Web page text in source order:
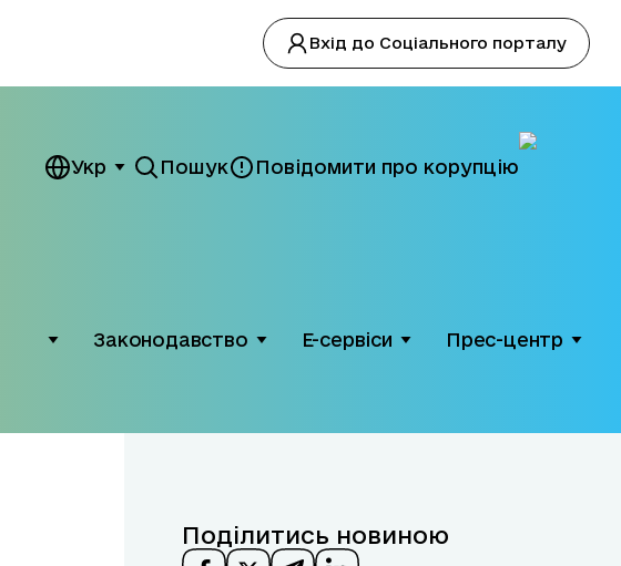
Вхід до Соціального порталу
Укр Пошук Повідомити про корупцію
Законодавство Е-сервіси Прес-центр
Поділитись новиною